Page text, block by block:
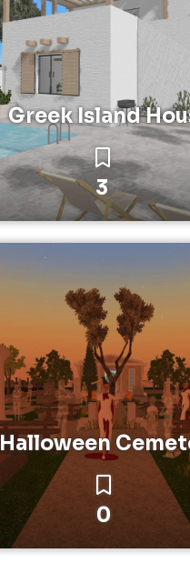
Greek Island
3
Halloween
0